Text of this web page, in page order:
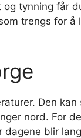
tynning får
trengs for å
Den
nord. For
blir